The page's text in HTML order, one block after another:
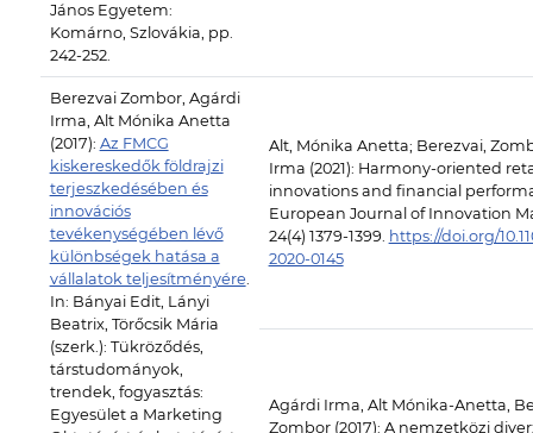
János Egyetem:
Komárno, Szlovákia, pp.
242-252.
Berezvai Zombor, Agárdi
Irma, Alt Mónika Anetta
(2017): Az FMCG
kiskereskedők földrajzi
terjeszkedésében és
innovációs
tevékenységében lévő
különbségek hatása a
vállalatok teljesítményére.
In: Bányai Edit, Lányi
Beatrix, Törőcsik Mária
(szerk.): Tükröződés,
társtudományok,
trendek, fogyasztás:
Egyesület a Marketing
Alt, Mónika Anetta; Berezvai,
Irma (2021): Harmony-oriented
innovations and financial
European Journal of Innovation
24(4) 1379-1399. https://doi.org/
2020-0145
Agárdi Irma, Alt Mónika-Anetta,
Zombor (2017): A nemzetközi